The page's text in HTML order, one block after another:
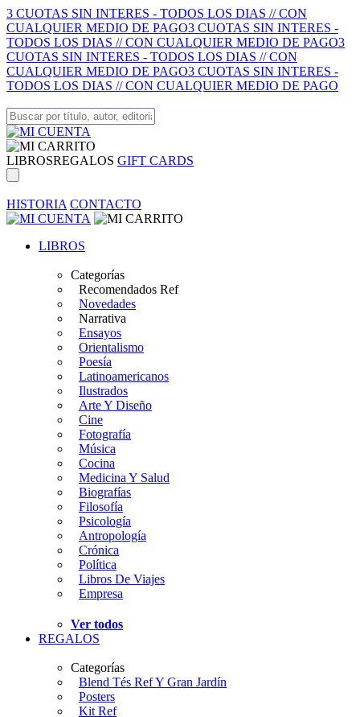
3 CUOTAS SIN INTERES - TODOS LOS DIAS // CON
CUALQUIER MEDIO DE PAGO3 CUOTAS SIN INTERES -
TODOS LOS DIAS // CON CUALQUIER MEDIO DE PAGO3
CUOTAS SIN INTERES - TODOS LOS DIAS // CON
CUALQUIER MEDIO DE PAGO3 CUOTAS SIN INTERES -
TODOS LOS DIAS // CON CUALQUIER MEDIO DE PAGO
LIBROSREGALOS GIFT CARDS
HISTORIA CONTACTO
LIBROS
Categorías
Recomendados Ref
Novedades
Narrativa
Ensayos
Orientalismo
Poesía
Latinoamericanos
Ilustrados
Arte Y Diseño
Cine
Fotografía
Música
Cocina
Medicina Y Salud
Biografías
Filosofía
Psicología
Antropología
Crónica
Política
Libros De Viajes
Empresa
Ver todos
REGALOS
Categorías
Blend Tés Ref Y Gran Jardín
Posters
Kit Ref